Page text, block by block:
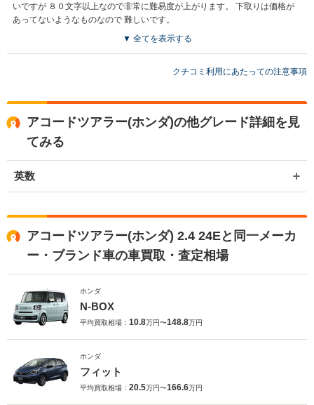
いですが ８０文字以上なので非常に難易度が上がります。 下取りは価格が
あってないようなものなので 難しいです。
買取店からの返信
お世話になっております。 株式会社ネクステージでございます。 この
また機会がございましたら是非お力添えできれば幸いでございます。
今後とも宜しくお願い申し上げます。
▼ 全てを表示する
クチコミ利用にあたっての注意事項
アコードツアラー(ホンダ)の他グレード詳細を見
てみる
英数
アコードツアラー(ホンダ) 2.4 24Eと同一メーカ
ー・ブランド車の車買取・査定相場
ホンダ
N-BOX
平均買取相場： 10.8万円〜148.8万円
ホンダ
フィット
平均買取相場： 20.5万円〜166.6万円